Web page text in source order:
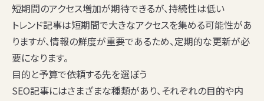
短期間のアクセス増加が期待できるが、持続性は低い
トレンド記事は短期間で大きなアクセスを集める可能性があ
りますが、情報の鮮度が重要であるため、定期的な更新が必
要になります。
目的と予算で依頼する先を選ぼう
SEO記事にはさまざまな種類があり、それぞれの目的や内